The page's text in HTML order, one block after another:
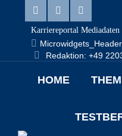
Karriereportal Mediadaten
Redaktion: +49
HOME